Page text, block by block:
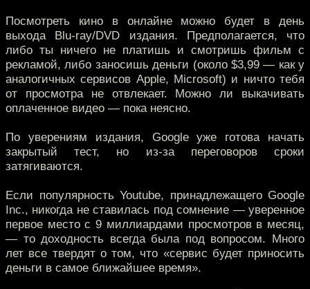
Посмотреть кино в онлайне можно будет в день
выхода Blu-ray/DVD издания. Предполагается, что
либо ты ничего не платишь и смотришь фильм с
рекламой, либо заносишь деньги (около $3,99 — как у
аналогичных сервисов Apple, Microsoft) и ничто тебя
от просмотра не отвлекает. Можно ли выкачивать
оплаченное видео — пока неясно.
По уверениям издания, Google уже готова начать
закрытый тест, но из-за переговоров сроки
затягиваются.
Если популярность Youtube, принадлежащего Google
Inc., никогда не ставилась под сомнение — уверенное
первое место с 9 миллиардами просмотров в месяц,
— то доходность всегда была под вопросом. Много
лет все твердят о том, что «сервис будет приносить
деньги в самое ближайшее время».